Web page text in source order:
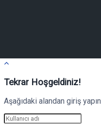
Tekrar Hoşgeldiniz!
Aşağıdaki alandan giriş yapın